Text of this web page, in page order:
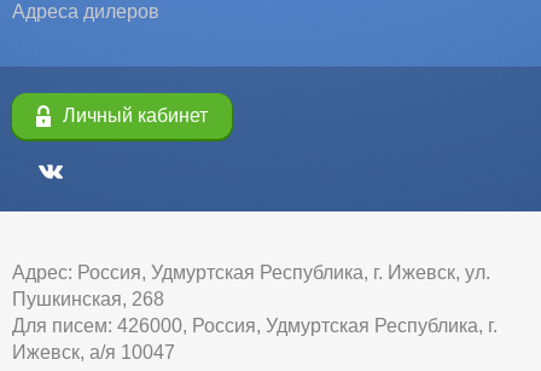
Адреса дилеров
Личный кабинет
Адрес: Россия, Удмуртская Республика, г. Ижевск, ул.
Пушкинская, 268
Для писем: 426000, Россия, Удмуртская Республика, г.
Ижевск, а/я 10047